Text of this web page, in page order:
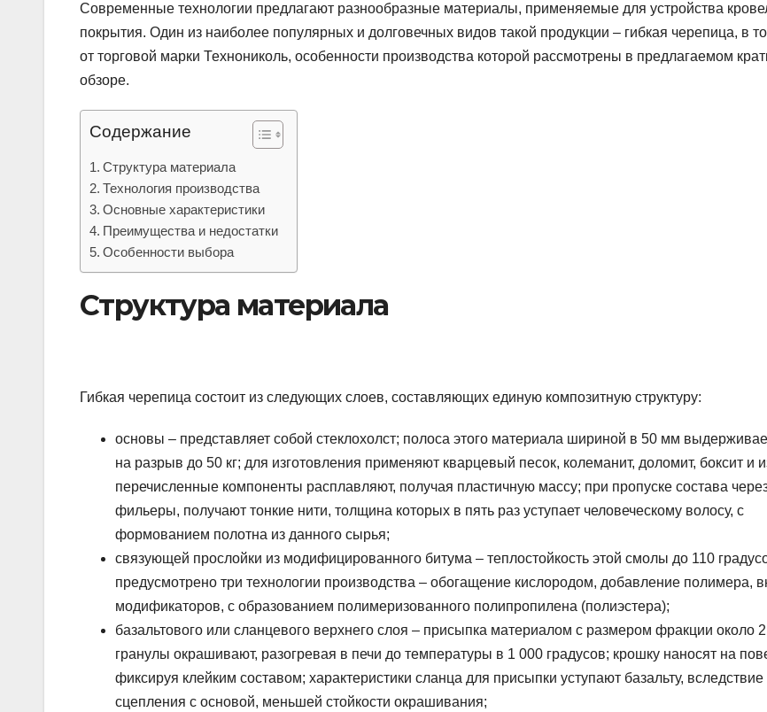
Современные технологии предлагают разнообразные материалы, применяемые для устройства
покрытия. Один из наиболее популярных и долговечных видов такой продукции – гибкая черепица, в
от торговой марки Технониколь, особенности производства которой рассмотрены в предлагаемом
обзоре.
Содержание
Структура материала
Технология производства
Основные характеристики
Преимущества и недостатки
Особенности выбора
Структура материала
Гибкая черепица состоит из следующих слоев, составляющих единую композитную структуру:
основы – представляет собой стеклохолст; полоса этого материала шириной в 50 мм
на разрыв до 50 кг; для изготовления применяют кварцевый песок, колеманит, доломит, боксит и
перечисленные компоненты расплавляют, получая пластичную массу; при пропуске состава
фильеры, получают тонкие нити, толщина которых в пять раз уступает человеческому волосу, с
формованием полотна из данного сырья;
связующей прослойки из модифицированного битума – теплостойкость этой смолы до 110
предусмотрено три технологии производства – обогащение кислородом, добавление полимера,
модификаторов, с образованием полимеризованного полипропилена (полиэстера);
базальтового или сланцевого верхнего слоя – присыпка материалом с размером фракции около
гранулы окрашивают, разогревая в печи до температуры в 1 000 градусов; крошку наносят на
фиксируя клейким составом; характеристики сланца для присыпки уступают базальту,
сцепления с основой, меньшей стойкости окрашивания;